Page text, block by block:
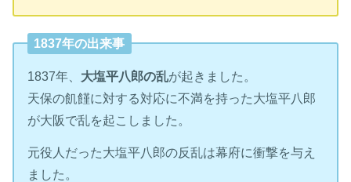
1837年の出来事
1837年、 大塩平八郎の乱が起きました。
天保の飢饉に対する対応に不満を持った大塩平八郎
が大阪で乱を起こしました。
元役人だった大塩平八郎の反乱は幕府に衝撃を与え
ました。